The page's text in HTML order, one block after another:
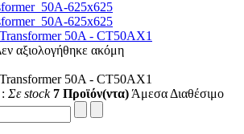
50A - CT50AX1
αξιολογήθηκε ακόμη
50A - CT50AX1
Σε stock 7 Προϊόν(ντα) Άμεσα Διαθέσιμο